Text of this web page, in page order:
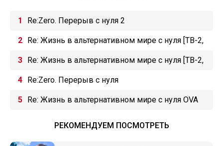
Re:Zero. Перерыв с нуля 2
Re: Жизнь в альтернативном мире с нуля [ТВ-2,
2 часть]
Re: Жизнь в альтернативном мире с нуля [ТВ-2,
1 часть]
Re:Zero. Перерыв с нуля
Re: Жизнь в альтернативном мире с нуля OVA
РЕКОМЕНДУЕМ ПОСМОТРЕТЬ